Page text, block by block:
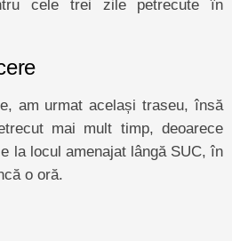
cele trei zile petrecute în
am urmat același traseu, însă
mai mult timp, deoarece
la locul amenajat lângă SUC, în
o oră.